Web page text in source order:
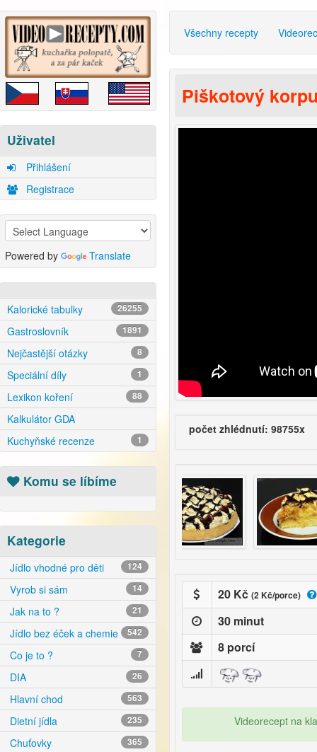
Uživatel
Přihlášení
Registrace
Powered by Translate
Kalorické tabulky 26255
Gastroslovník 1891
Nejčastější otázky 8
Speciální díly 1
Lexikon koření 88
Kalkulátor GDA
Kuchyňské recenze
1
Komu se líbíme
Kategorie
Jídlo vhodné pro děti 124
Vyrob si sám 14
Jak na to ? 21
Jídlo bez éček a chemie 542
Co je to ? 7
DIA 26
Hlavní chod 563
Dietní jídla 235
Chuťovky 365
Všechny recepty
Piškotový
počet zhlédnutí: 98755x
20 Kč (2 Kč/porce)
30 minut
8 porcí
Videorecept na